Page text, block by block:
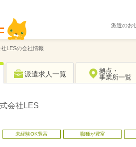
派遣のお
LESの会社情報
派遣求人一覧
拠点・
事業所一覧
会社LES
未経験OK豊富 職種が豊富